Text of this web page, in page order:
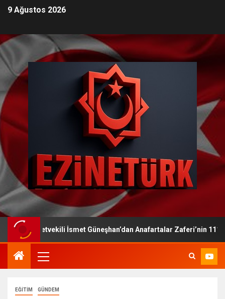
9 Ağustos 2026
İsmet Güneşhan’dan Anafartalar Zaferi’nin 111. Yıl
EĞITIM GÜNDEM